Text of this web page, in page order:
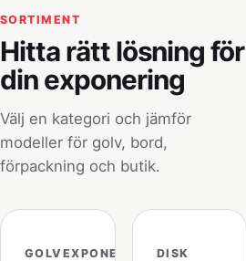
SORTIMENT
Hitta rätt lösning för
din exponering
Välj en kategori och jämför
modeller för golv, bord,
förpackning och butik.
GOLVEXPONERING
DISK